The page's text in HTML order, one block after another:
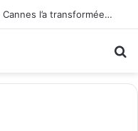
IA au cinéma : en interdisant l’IA, Cannes l’a transformée en label de luxe